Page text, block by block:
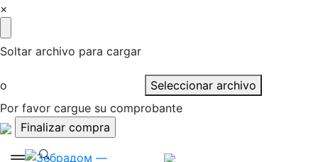
×
Soltar archivo para cargar
o
Seleccionar archivo
Por favor cargue su comprobante